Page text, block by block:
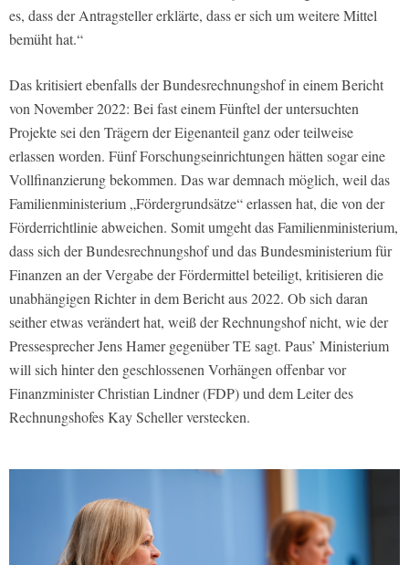
es, dass der Antragsteller erklärte, dass er sich um weitere Mittel
bemüht hat.“
Das kritisiert ebenfalls der Bundesrechnungshof in einem Bericht
von November 2022: Bei fast einem Fünftel der untersuchten
Projekte sei den Trägern der Eigenanteil ganz oder teilweise
erlassen worden. Fünf Forschungseinrichtungen hätten sogar eine
Vollfinanzierung bekommen. Das war demnach möglich, weil das
Familienministerium „Fördergrundsätze“ erlassen hat, die von der
Förderrichtlinie abweichen. Somit umgeht das Familienministerium,
dass sich der Bundesrechnungshof und das Bundesministerium für
Finanzen an der Vergabe der Fördermittel beteiligt, kritisieren die
unabhängigen Richter in dem Bericht aus 2022. Ob sich daran
seither etwas verändert hat, weiß der Rechnungshof nicht, wie der
Pressesprecher Jens Hamer gegenüber TE sagt. Paus’ Ministerium
will sich hinter den geschlossenen Vorhängen offenbar vor
Finanzminister Christian Lindner (FDP) und dem Leiter des
Rechnungshofes Kay Scheller verstecken.